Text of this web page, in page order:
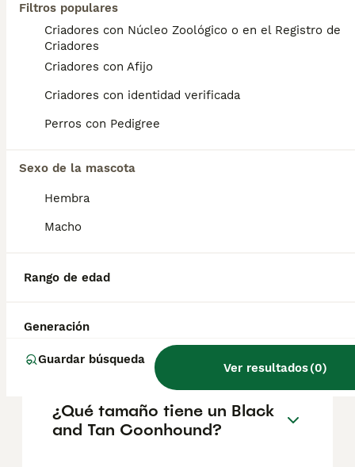
Filtros populares
Criadores con Núcleo Zoológico o en el Registro de
Criadores
Criadores con Afijo
Criadores con identidad verificada
Perros con Pedigree
Sexo de la mascota
Hembra
Macho
Rango de edad
Generación
Guardar búsqueda
Ver resultados(0)
¿Cuáles son los problemas
de salud comunes en los
perros de raza Black and Tan
Coonhound?
salud del Black and Tan Coonhound es la
pueden convertirse en problemas.
¿Qué significa black and tan
and Tan Coonhound les
gusta que los acaricien?
¿Qué tamaño tiene un Black
and Tan Coonhound?